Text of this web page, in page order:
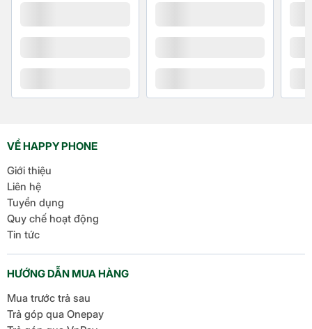
So sánh hiệu năng
Chip
Tiến
3 x Cortex-X4,
VỀ HAPPY PHONE
Giới thiệu
Liên hệ
Tuyển dụng
Quy chế hoạt động
Tin tức
HƯỚNG DẪN MUA HÀNG
Mua trước trả sau
Trả góp qua Onepay